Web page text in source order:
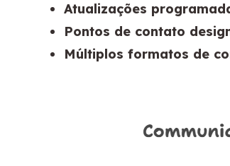
Atualizações
Pontos de contato
Múltiplos formatos de